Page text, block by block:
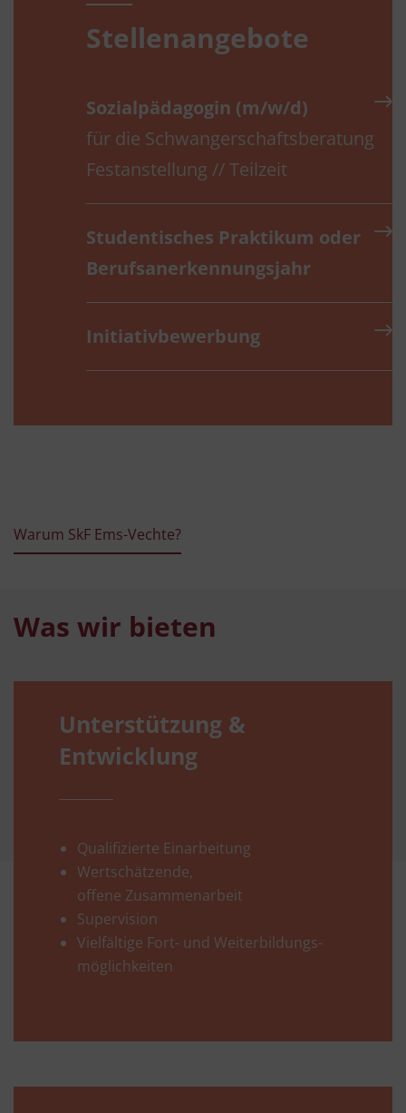
Stellenangebote
Sozialpädagogin (m/w/d)
für die Schwangerschaftsberatung
Festanstellung // Teilzeit
Studentisches Praktikum oder
Berufs­anerkennungs­jahr
Initiativbewerbung
Warum SkF Ems-Vechte?
Was wir bieten
Unterstützung &
Entwicklung
Qualifizierte Einarbeitung
Wertschätzende,
offene Zusammenarbeit
Supervision
Vielfältige Fort- und Weiterbildungs-
möglichkeiten